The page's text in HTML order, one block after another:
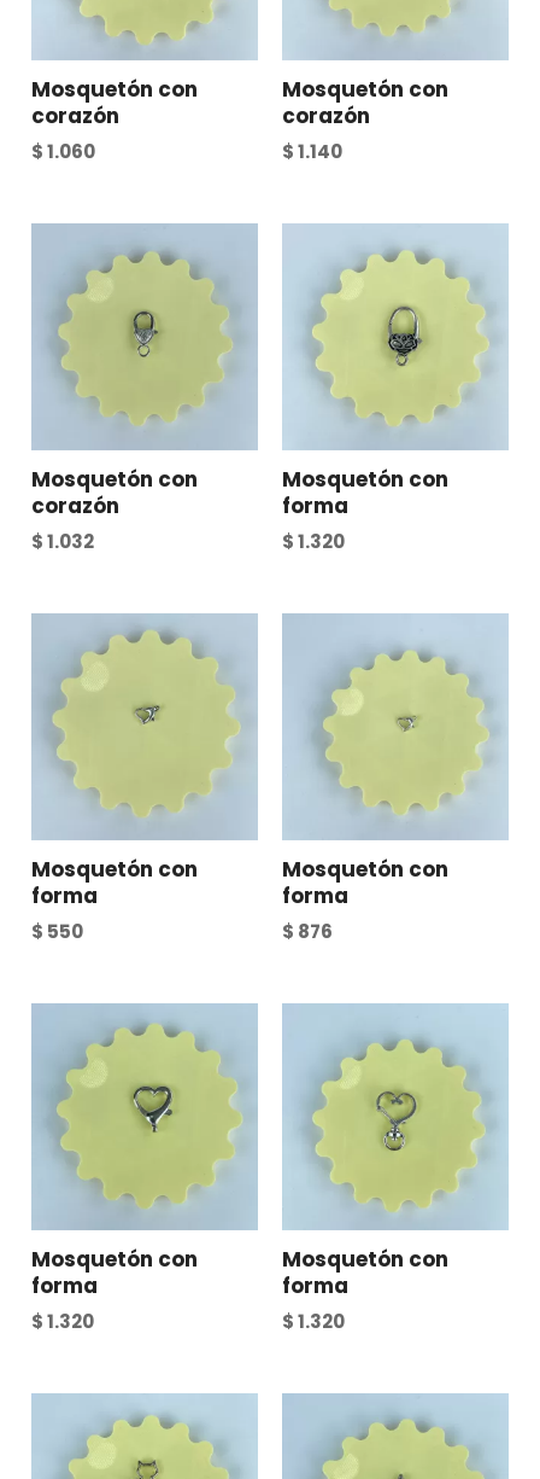
Mosquetón con
corazón
$1.060
Mosquetón con
corazón
$1.140
Mosquetón con
corazón
$1.032
Mosquetón con
forma
$1.320
Mosquetón con
forma
$ 550
Mosquetón con
forma
$ 876
Mosquetón con
forma
$1.320
Mosquetón con
forma
$1.320